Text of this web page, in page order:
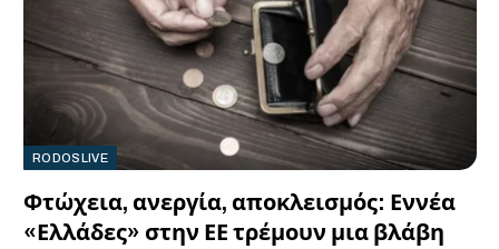
RODOSLIVE
Φτώχεια, ανεργία, αποκλεισμός: Εννέα
«Ελλάδες» στην ΕΕ τρέμουν μια βλάβη